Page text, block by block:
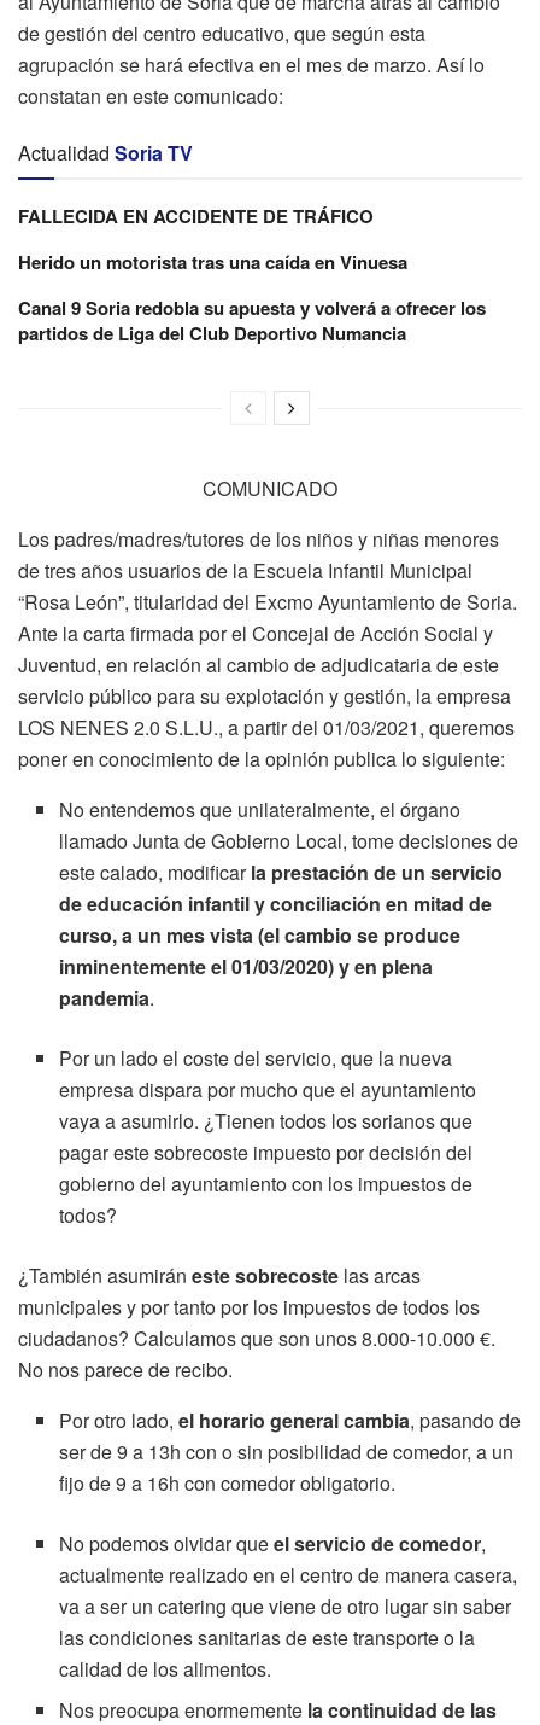
de gestión del centro educativo, que según esta
agrupación se hará efectiva en el mes de marzo. Así lo
constatan en este comunicado:
Actualidad Soria TV
FALLECIDA EN ACCIDENTE DE TRÁFICO
Herido un motorista tras una caída en Vinuesa
Canal 9 Soria redobla su apuesta y volverá a ofrecer los
partidos de Liga del Club Deportivo Numancia
COMUNICADO
Los padres/madres/tutores de los niños y niñas menores
de tres años usuarios de la Escuela Infantil Municipal
“Rosa León”, titularidad del Excmo Ayuntamiento de Soria.
Ante la carta firmada por el Concejal de Acción Social y
Juventud, en relación al cambio de adjudicataria de este
servicio público para su explotación y gestión, la empresa
LOS NENES 2.0 S.L.U., a partir del 01/03/2021, queremos
poner en conocimiento de la opinión publica lo siguiente:
No entendemos que unilateralmente, el órgano
llamado Junta de Gobierno Local, tome decisiones de
este calado, modificarla prestación de un servicio
de educación infantil y conciliación en mitad de
curso, a un mes vista (el cambio se produce
inminentemente el 01/03/2020) y en plena
pandemia.
Por un lado el coste del servicio, que la nueva
empresa dispara por mucho que el ayuntamiento
vaya a asumirlo. ¿Tienen todos los sorianos que
pagar este sobrecoste impuesto por decisión del
gobierno del ayuntamiento con los impuestos de
todos?
¿También asumirán este sobrecoste las arcas
municipales y por tanto por los impuestos de todos los
ciudadanos? Calculamos que son unos 8.000-10.000 €.
No nos parece de recibo.
Por otro lado,el horario general cambia, pasando de
ser de 9 a 13h con o sin posibilidad de comedor, a un
fijo de 9 a 16h con comedor obligatorio.
No podemos olvidar queel servicio de comedor,
actualmente realizado en el centro de manera casera,
va a ser un catering que viene de otro lugar sin saber
las condiciones sanitarias de este transporte o la
calidad de los alimentos.
Nos preocupa enormemente la continuidad de las